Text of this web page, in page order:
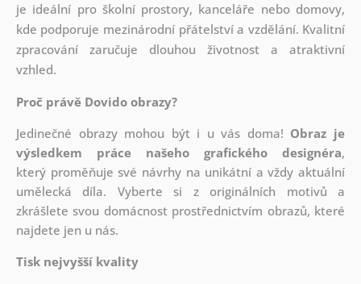
je ideální pro školní prostory, kanceláře nebo domovy,
kde podporuje mezinárodní přátelství a vzdělání. Kvalitní
zpracování zaručuje dlouhou životnost a atraktivní
vzhled.
Proč právě Dovido obrazy?
Jedinečné obrazy mohou být i u vás doma! Obraz je
výsledkem práce našeho grafického designéra,
který proměňuje své návrhy na unikátní a vždy aktuální
umělecká díla. Vyberte si z originálních motivů a
zkrášlete svou domácnost prostřednictvím obrazů, které
najdete jen u nás.
Tisk nejvyšší kvality